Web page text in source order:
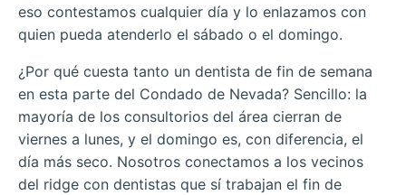
eso contestamos cualquier día y lo enlazamos con
quien pueda atenderlo el sábado o el domingo.
¿Por qué cuesta tanto un dentista de fin de semana
en esta parte del Condado de Nevada? Sencillo: la
mayoría de los consultorios del área cierran de
viernes a lunes, y el domingo es, con diferencia, el
día más seco. Nosotros conectamos a los vecinos
del ridge con dentistas que sí trabajan el fin de